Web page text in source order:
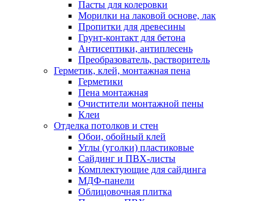
Пасты для колеровки
Морилки на лаковой основе, лак
Пропитки для древесины
Грунт-контакт для бетона
Антисептики, антиплесень
Преобразователь, растворитель
Герметик, клей, монтажная пена
Герметики
Пена монтажная
Очистители монтажной пены
Клеи
Отделка потолков и стен
Обои, обойный клей
Углы (уголки) пластиковые
Сайдинг и ПВХ-листы
Комплектующие для сайдинга
МДФ-панели
Облицовочная плитка